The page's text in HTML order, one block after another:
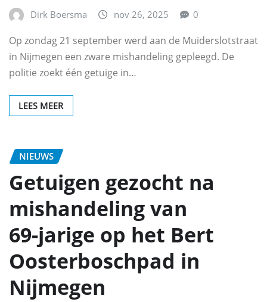
Dirk Boersma nov 26, 2025 0
Op zondag 21 september werd aan de Muiderslotstraat
in Nijmegen een zware mishandeling gepleegd. De
politie zoekt één getuige in…
LEES MEER
NIEUWS
Getuigen gezocht na
mishandeling van
69‑jarige op het Bert
Oosterboschpad in
Nijmegen